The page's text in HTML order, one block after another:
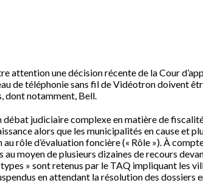
attention une décision récente de la Cour
de téléphonie sans fil de Vidéotron doivent
dont notamment, Bell.
débat judiciaire complexe en matière de fiscalité
alors que les municipalités en cause et
rôle d’évaluation foncière (« Rôle »). À
au moyen de plusieurs dizaines de recours
» sont retenus par le TAQ impliquant les
en attendant la résolution des dossiers